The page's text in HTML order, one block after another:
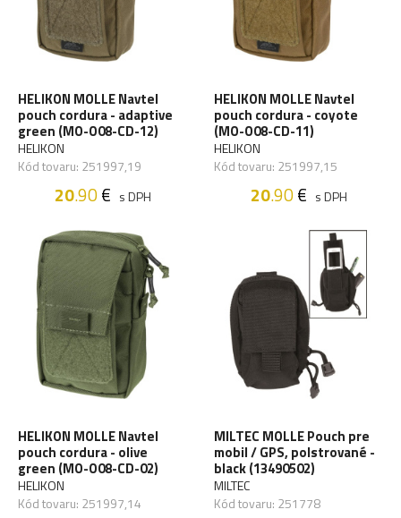
HELIKON MOLLE Navtel
pouch cordura - adaptive
green (MO-O08-CD-12)
HELIKON
Kód tovaru: 251997,19
20.90€ s DPH
HELIKON MOLLE Navtel
pouch cordura - coyote
(MO-O08-CD-11)
HELIKON
Kód tovaru: 251997,15
20.90€ s DPH
HELIKON MOLLE Navtel
pouch cordura - olive
green (MO-O08-CD-02)
HELIKON
Kód tovaru: 251997,14
MILTEC MOLLE Pouch pre
mobil / GPS, polstrované -
black (13490502)
MILTEC
Kód tovaru: 251778